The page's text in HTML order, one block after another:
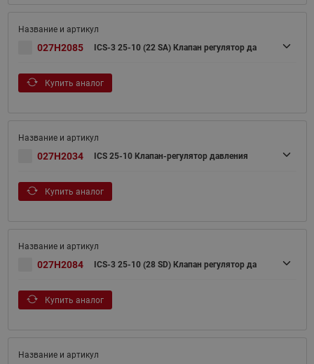
027H2085 ICS-3 25-10 (22 SA) Клапан регулятор да
Купить аналог
027H2034 ICS 25-10 Клапан-регулятор давления
Купить аналог
027H2084 ICS-3 25-10 (28 SD) Клапан регулятор да
Купить аналог